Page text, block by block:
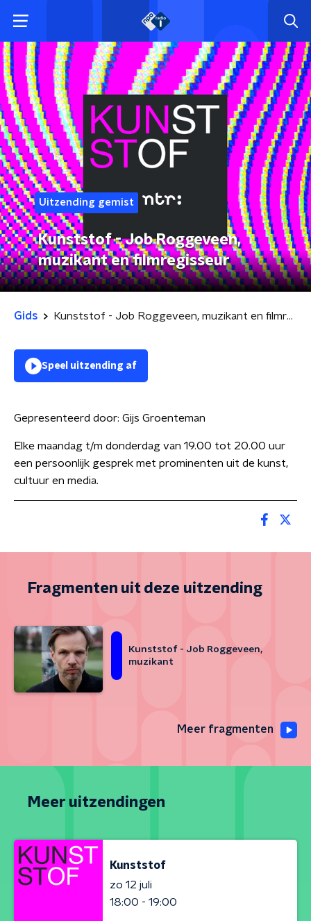
Uitzending gemist
Kunststof - Job Roggeveen,
muzikant en filmregisseur
Gids Kunststof - Job Roggeveen, muzikant en filmregisseur
Speel uitzending af
Gepresenteerd door: Gijs Groenteman
Elke maandag t/m donderdag van 19.00 tot 20.00 uur
een persoonlijk gesprek met prominenten uit de kunst,
cultuur en media.
Fragmenten uit deze uitzending
Kunststof - Job Roggeveen,
muzikant
Meer fragmenten
Meer uitzendingen
Kunststof
zo 12 juli
18:00 - 19:00